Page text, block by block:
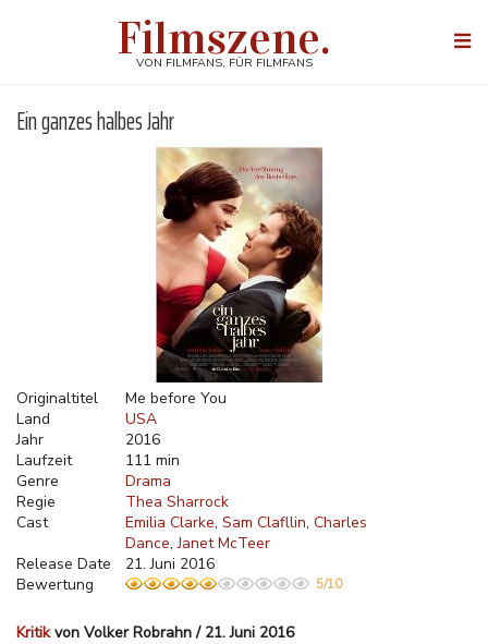
Filmszene.
VON FILMFANS, FÜR FILMFANS
Ein ganzes halbes Jahr
Originaltitel
Me before You
Land
USA
Jahr
2016
Laufzeit
111 min
Genre
Drama
Regie
Thea Sharrock
Cast
Emilia Clarke Sam Clafllin Charles
Dance Janet McTeer
Release Date
21. Juni 2016
Bewertung
5/10
Kritikvon Volker Robrahn / 21. Juni 2016